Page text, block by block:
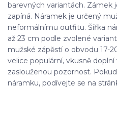
barevných variantách. Zámek
zapíná. Náramek je určený
neformálnímu outfitu. Šířka
až 23 cm podle zvolené
mužské zápěstí o obvodu 17-
velice populární, vkusně
zaslouženou pozornost.
náramku, podívejte se na